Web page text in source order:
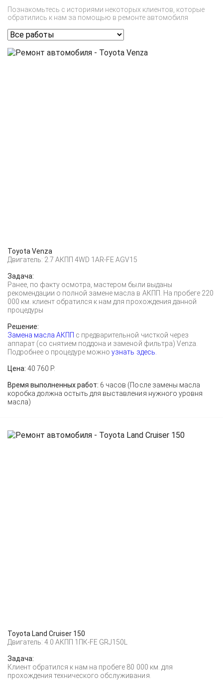
Познакомьтесь с историями некоторых клиентов, которые
обратились к нам за помощью в ремонте автомобиля
Toyota Venza
Двигатель: 2.7 АКПП 4WD 1AR-FE AGV15
Задача:
Ранее, по факту осмотра, мастером были выданы
рекомендации о полной замене масла в АКПП. На пробеге 220
000 км. клиент обратился к нам для прохождения данной
процедуры
Решение:
Замена масла АКПП с предварительной чисткой через
аппарат (со снятием поддона и заменой фильтра) Venza.
Подробнее о процедуре можноузнать здесь.
Цена:40 760 Р.
Время выполненных работ: 6 часов (После замены масла
коробка должна остыть для выставления нужного уровня
масла)
Toyota Land Cruiser 150
Двигатель: 4.0 АКПП 1ПК-FE GRJ150L
Задача:
Клиент обратился к нам на пробеге 80 000 км. для
прохождения технического обслуживания.